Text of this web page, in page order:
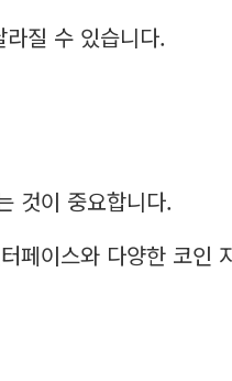
질 수 있습니다.
것이 중요합니다.
페이스와 다양한 코인